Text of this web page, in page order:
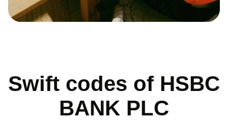
Swift codes of HSBC
BANK PLC